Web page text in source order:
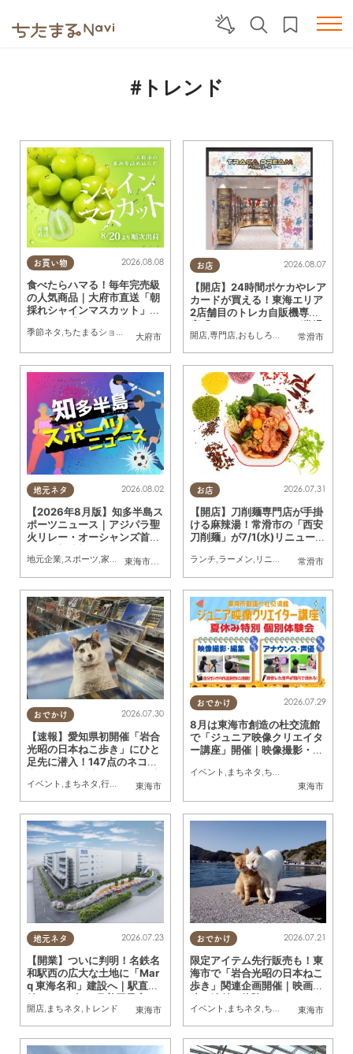
#トレンド
お買い物
大府市
2026.08.08
食べたらハマる！毎年完売級
の人気商品｜大府市直送「朝
採れシャインマスカット」予
配送】／ちたまるショッピン
季節ネタ ,ちたまるショッピング ,夫婦 ,トレンド ,KURUTOHP
お店
常滑市
2026.08.07
【開店】24時間ポケカやレア
カードが買える！東海エリア
2店舗目のトレカ自販機専門
店「トレカドリーム」が常滑
市に8/7(金)オープン
開店, 専門店, おもしろ自販機 ,カップル
地元ネタ
東海市
, 大府市 知多市,東浦町,阿久比町,半田市,常滑市
2026.08.02
【2026年8月版】知多半島ス
ポーツニュース｜アジパラ聖
火リレー・オーシャンズ首位
地元企業,スポーツ,家族 おひとりさま 友人,トレンド
お店
常滑市
2026.07.31
【開店】刀削麺専門店が手掛
ける麻辣湯！常滑市の「西安
刀削麺」が7/1(水)リニューア
ランチ,ラーメン, リニューアル ,カップル
おでかけ
東海市
2026.07.30
【速報】愛知県初開催「岩合
光昭の日本ねこ歩き」にひと
足先に潜入！147点のネコ写
されてきた／ちたまる広告
イベント , まちネタ ,行ってみたレポ
おでかけ
東海市
2026.07.29
8月は東海市創造の杜交流館
で「ジュニア映像クリエイタ
ー講座」開催｜映像撮影・編
／ちたまる広告
イベント , まちネタ ,ちたまる広告
地元ネタ
東海市
2026.07.23
【開業】ついに判明！名鉄名
和駅西の広大な土地に「Mar
q 東海名和」建設へ｜駅直
結・2026年12月着工予定
開店, まちネタ , トレンド
おでかけ
東海市
2026.07.21
限定アイテム先行販売も！東
海市で「岩合光昭の日本ねこ
歩き」関連企画開催｜映画上
映・絵付け体験ほか／ちたま
る広告
イベント , まちネタ ,ちたまる広告 ,ペット